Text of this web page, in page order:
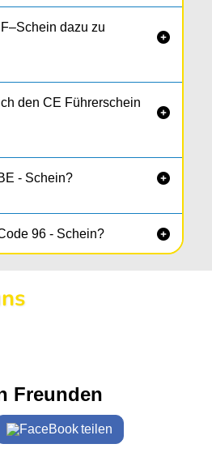
dazu zu

den CE Führerschein

- Schein? 
96 - Schein? 
Freunden
teilen